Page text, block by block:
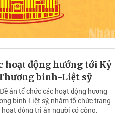
hoạt động hướng tới Kỷ
binh-Liệt sỹ
án tổ chức các hoạt động hướng
binh-Liệt sỹ, nhằm tổ chức trang
động tri ân người có công.